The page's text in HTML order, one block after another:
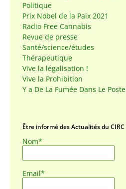
Politique
Prix Nobel de la Paix 2021
Radio Free Cannabis
Revue de presse
Santé/science/études
Thérapeutique
Vive la légalisation !
Vive la Prohibition
Y a De La Fumée Dans Le Poste
Être informé des Actualités du CIRC
Nom*
Email*